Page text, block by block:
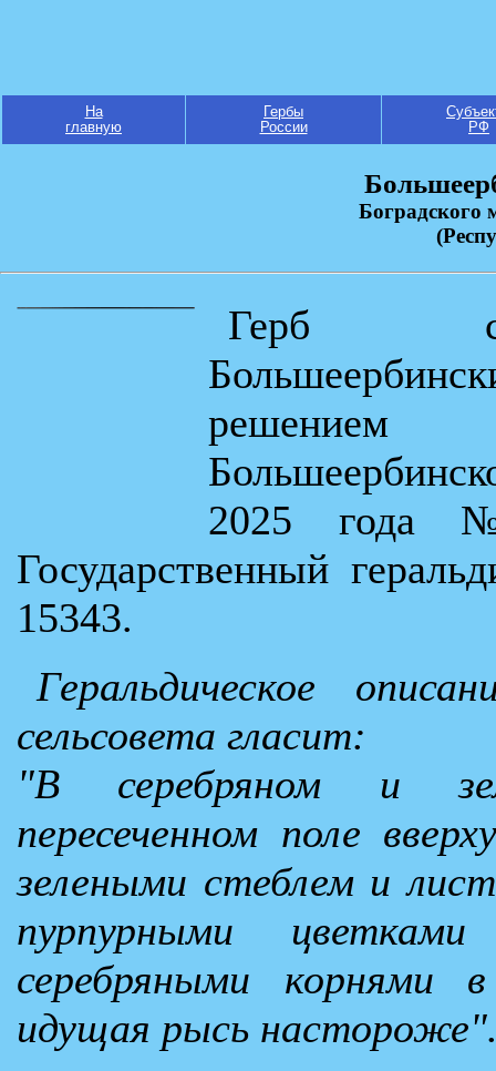
На
главную
Гербы
России
РФ
Боградского
Герб
решением
2025 года
Государственный
15343.
Геральдическое
сельсовета гласит:
"В серебряном и
пересеченном поле
зелеными стеблем и
пурпурными цветками
серебряными корнями
идущая рысь